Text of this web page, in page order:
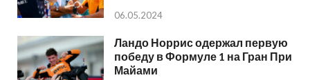
06.05.2024
Ландо Норрис одержал первую
победу в Формуле 1 на Гран При
Майами